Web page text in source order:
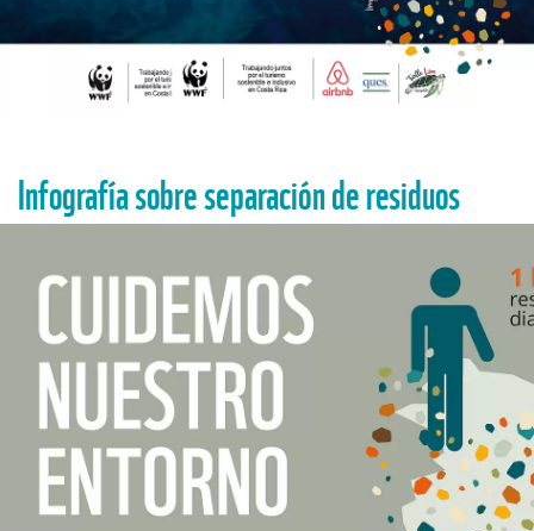
Infografía sobre separación de residuos